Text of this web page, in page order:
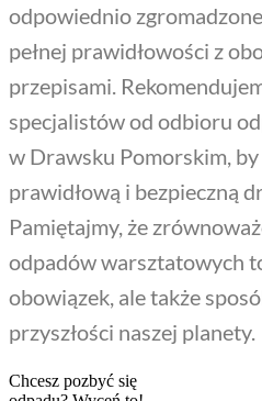
odpowiednio
pełnej prawidłowości z
przepisami.
specjalistów od odbioru
w Drawsku Pomorskim,
prawidłową i bezpieczną
Pamiętajmy, że
odpadów warsztatowych
obowiązek, ale także
przyszłości naszej planety.
Chcesz pozbyć się